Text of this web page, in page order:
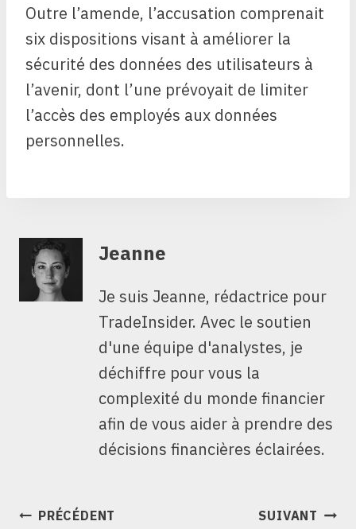
Outre l’amende, l’accusation comprenait
six dispositions visant à améliorer la
sécurité des données des utilisateurs à
l’avenir, dont l’une prévoyait de limiter
l’accès des employés aux données
personnelles.
Jeanne
Je suis Jeanne, rédactrice pour
TradeInsider. Avec le soutien
d'une équipe d'analystes, je
déchiffre pour vous la
complexité du monde financier
afin de vous aider à prendre des
décisions financières éclairées.
NAVIGATION
PRÉCÉDENT SUIVANT